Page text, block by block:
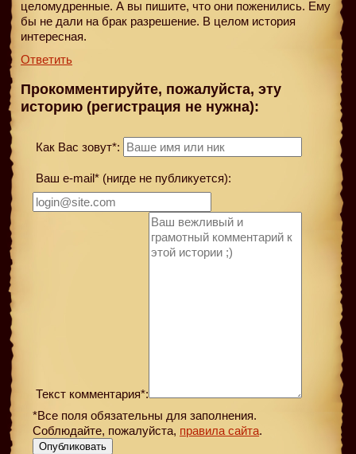
целомудренные. А вы пишите, что они поженились. Ему
бы не дали на брак разрешение. В целом история
интересная.
Ответить
Прокомментируйте, пожалуйста, эту
историю (регистрация не нужна):
Как Вас зовут*:
Ваш e-mail* (нигде не публикуется):
Текст комментария*:
*Все поля обязательны для заполнения.
Соблюдайте, пожалуйста, правила сайта.
Опубликовать